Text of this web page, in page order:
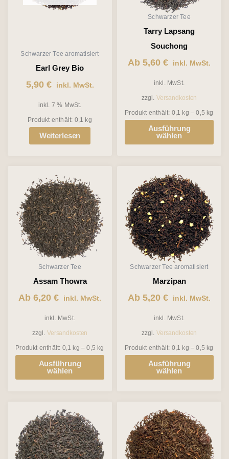
Schwarzer Tee aromatisiert
Earl Grey Bio
5,90 € inkl. MwSt.
inkl. 7 % MwSt.
Produkt enthält: 0,1 kg
Weiterlesen
Schwarzer Tee
Tarry Lapsang
Souchong
Ab 5,60 € inkl. MwSt.
inkl. MwSt.
zzgl. Versandkosten
Produkt enthält: 0,1 kg – 0,5 kg
Ausführung
wählen
Die
können
Produktseite
gewählt
werden
Schwarzer Tee
Assam Thowra
Ab 6,20 € inkl. MwSt.
inkl. MwSt.
zzgl. Versandkosten
Produkt enthält: 0,1 kg – 0,5 kg
Ausführung
wählen
Produkt
weist
mehrere
Varianten
auf.
Die
Optionen
der
Produktseite
gewählt
werden
Schwarzer Tee aromatisiert
Marzipan
Ab 5,20 € inkl. MwSt.
inkl. MwSt.
zzgl. Versandkosten
Produkt enthält: 0,1 kg – 0,5 kg
Ausführung
wählen
Dieses
Produkt
weist
mehrere
Varianten
auf.
Die
Optionen
der
Produktseite
gewählt
werden
Dieses
Produkt
weist
mehrere